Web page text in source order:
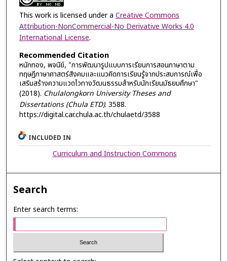
This work is licensed under a Creative Commons
Attribution-NonCommercial-No Derivative Works 4.0
International License.
Recommended Citation
หนักทอง, พจนีย์, "การพัฒนารูปแบบการเรียนการสอนภาษาตาม
ทฤษฎีภาษาศาสตร์สังคมและแนวคิดการเรียนรู้จากประสบการณ์เพื่อ
เสริมสร้างความแวดไวทางวัฒนธรรมสำหรับนักเรียนมัธยมศึกษา"
(2018). Chulalongkorn University Theses and
Dissertations (Chula ETD). 3588.
https://digital.car.chula.ac.th/chulaetd/3588
INCLUDED IN
Curriculum and Instruction Commons
Search
Enter search terms: